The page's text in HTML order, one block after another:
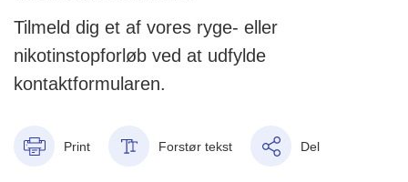
Tilmeld dig et af vores ryge- eller
nikotinstopforløb ved at udfylde
kontaktformularen.
Print Forstør tekst Del